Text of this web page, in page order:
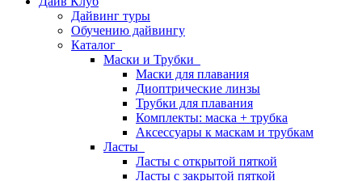
Дайвинг туры
Обучению дайвингу
Каталог
Маски и Трубки
Маски для плавания
Диоптрические линзы
Трубки для плавания
Комплекты: маска + трубка
Аксессуары к маскам и трубкам
Ласты
Ласты с открытой пяткой
Ласты с закрытой пяткой